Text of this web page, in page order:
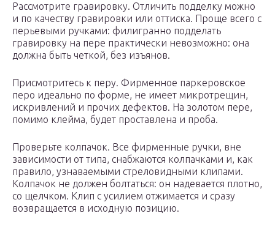
Рассмотрите гравировку. Отличить подделку можно
и по качеству гравировки или оттиска. Проще всего с
перьевыми ручками: филигранно подделать
гравировку на пере практически невозможно: она
должна быть четкой, без изъянов.
Присмотритесь к перу. Фирменное паркеровское
перо идеально по форме, не имеет микротрещин,
искривлений и прочих дефектов. На золотом пере,
помимо клейма, будет проставлена и проба.
Проверьте колпачок. Все фирменные ручки, вне
зависимости от типа, снабжаются колпачками и, как
правило, узнаваемыми стреловидными клипами.
Колпачок не должен болтаться: он надевается плотно,
со щелчком. Клип с усилием отжимается и сразу
возвращается в исходную позицию.